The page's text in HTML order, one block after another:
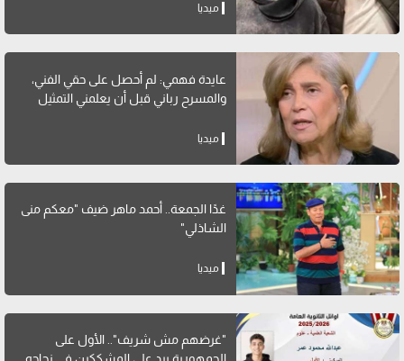
ميديا
عايدة فهمي: لم أحصل على حقي الفني،
والمسرح رباني قبل أن يعلمني التمثيل
ميديا
غدًا الجمعة.. أحمد ماهر ضيف "معكم منى
الشاذلي"
ميديا
"غرضهم مش شريف".. الأول على